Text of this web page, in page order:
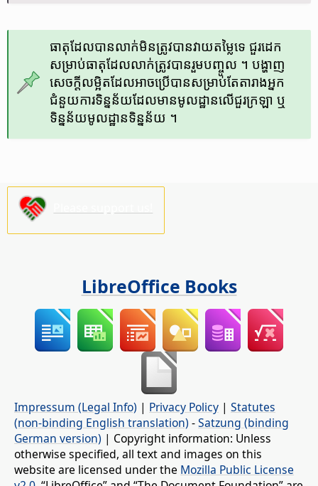
ធាតុ​ដែល​បាន​លាក់​មិន​ត្រូវ​បាន​វាយ​តម្លៃ​ទេ ជួរដេក​
សម្រាប់​ធាតុ​ដែល​លាក់​ត្រូវ​បាន​រួម​បញ្ចូល ។ បង្ហាញ​
សេចក្ដី​លម្អិត​ដែល​អាច​ប្រើ​បាន​សម្រាប់​តែ​តារាង​អ្នក​
ជំនួយ​ការ​ទិន្នន័យ​ដែល​មាន​មូលដ្ឋាន​លើ​ជួរ​ក្រឡា ឬ​
ទិន្នន័យ​មូលដ្ឋាន​ទិន្នន័យ ។​
LibreOffice Books
Impressum (Legal Info) | Privacy Policy | Statutes
(non-binding English translation) -Satzung (binding
German version) | Copyright information: Unless
otherwise specified, all text and images on this
website are licensed under the Mozilla Public License